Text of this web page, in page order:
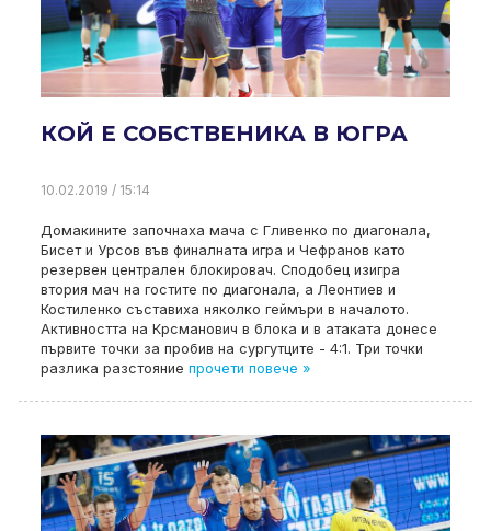
КОЙ Е СОБСТВЕНИКА В ЮГРА
10.02.2019 / 15:14
Домакините започнаха мача с Гливенко по диагонала,
Бисет и Урсов във финалната игра и Чефранов като
резервен централен блокировач. Сподобец изигра
втория мач на гостите по диагонала, а Леонтиев и
Костиленко съставиха няколко геймъри в началото.
Активността на Крсманович в блока и в атаката донесе
първите точки за пробив на сургутците - 4:1. Три точки
разлика разстояние прочети повече »